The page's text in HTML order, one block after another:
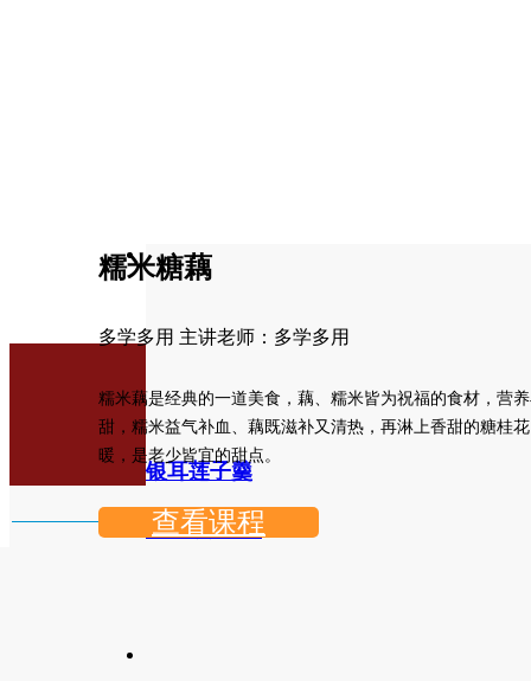
糯米糖藕
多学多用 主讲老师：多学多用
糯米藕是经典的一道美食，藕、糯米皆为祝福的食材，营
甜，糯米益气补血、藕既滋补又清热，再淋上香甜的糖桂
暖，是老少皆宜的甜点。
查看课程
银耳莲子羹
新东方烹饪教育